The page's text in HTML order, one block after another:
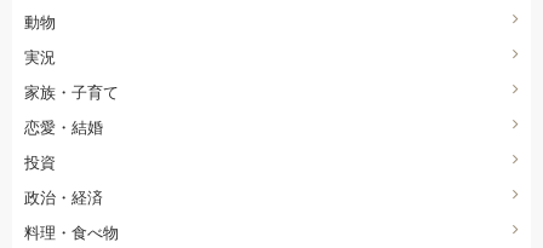
動物
実況
家族・子育て
恋愛・結婚
投資
政治・経済
料理・食べ物